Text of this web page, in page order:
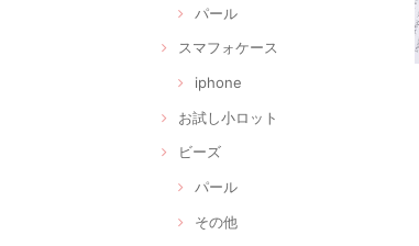
パール
スマフォケース
iphone
お試し小ロット
ビーズ
パール
その他